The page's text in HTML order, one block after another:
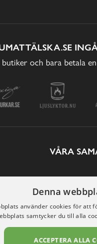
och bara betala
VÅRA
Denna
använder cookies för att
samtycker du till alla
ACCEPTERA ALLA